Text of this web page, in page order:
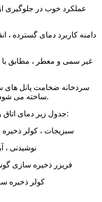
سردخانه ضخامت پانل های
ساخته می شود و اندازه آن می تواند سفارشی شود.
5 جدول زیر دمای اتاق و ضخامت پانل ها را نشان می دهد:
1) سبزیجات ، کولر ذخیره سازی میوه
2) نوشیدنی ، آبجو در
3) فریزر ذخیره سازی گوشت ، ماهی
4) کولر ذخیره سازی